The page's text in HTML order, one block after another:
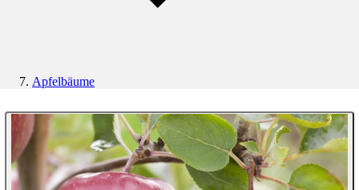
Apfelbäume